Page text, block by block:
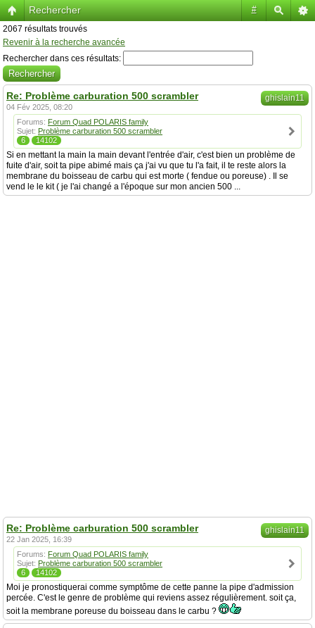
#
Rechercher
2067 résultats trouvés
Revenir à la recherche avancée
Rechercher dans ces résultats:
ghislain11
Re: Problème carburation 500 scrambler
04 Fév 2025, 08:20
Forums: Forum Quad POLARIS family
Sujet: Problème carburation 500 scrambler
6
14102
Si en mettant la main la main devant l'entrée d'air, c'est bien un problème de
fuite d'air, soit ta pipe abimé mais ça j'ai vu que tu l'a fait, il te reste alors la
membrane du boisseau de carbu qui est morte ( fendue ou poreuse) . Il se
vend le le kit ( je l'ai changé a l'époque sur mon ancien 500 ...
ghislain11
Re: Problème carburation 500 scrambler
22 Jan 2025, 16:39
Forums: Forum Quad POLARIS family
Sujet: Problème carburation 500 scrambler
6
14102
Moi je pronostiquerai comme symptôme de cette panne la pipe d'admission
percée. C'est le genre de problème qui reviens assez régulièrement. soit ça,
soit la membrane poreuse du boisseau dans le carbu ?